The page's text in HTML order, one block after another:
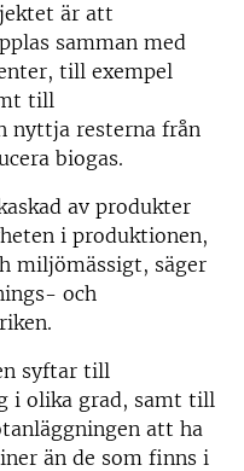
är att
samman med
till exempel
till
nyttja resterna från
biogas.
av produkter
i produktionen,
miljömässigt, säger
och
syftar till
i olika grad, samt till
att ha
än de som finns i